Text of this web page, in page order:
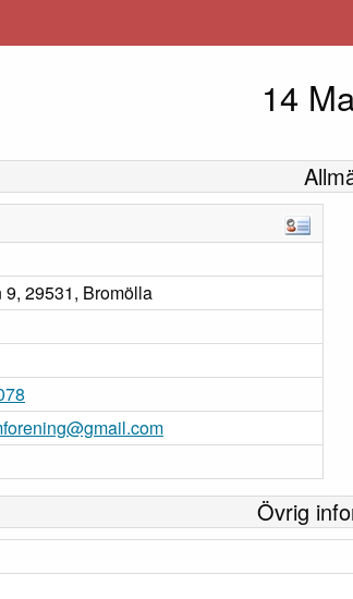
14
9, 29531, Bromölla
Övrig